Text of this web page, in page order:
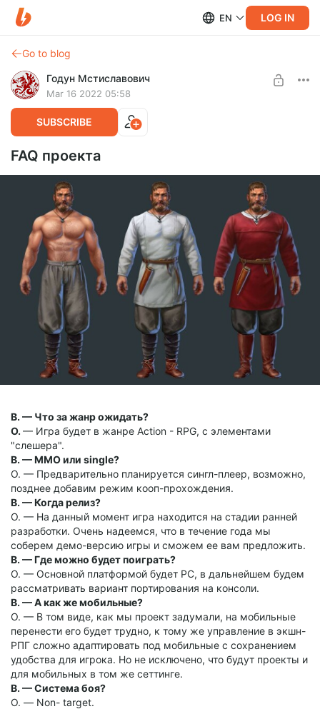
EN LOG IN
Go to blog
Годун Мстиславович
Mar 16 2022 05:58
SUBSCRIBE
FAQ проекта
В. — Что за жанр ожидать?
О. — Игра будет в жанре Action - RPG, с элементами
"слешера".
В. — ММО или single?
О. — Предварительно планируется сингл-плеер, возможно,
позднее добавим режим кооп-прохождения.
В. — Когда релиз?
О. — На данный момент игра находится на стадии ранней
разработки. Очень надеемся, что в течение года мы
соберем демо-версию игры и сможем ее вам предложить.
В. — Где можно будет поиграть?
О. — Основной платформой будет PC, в дальнейшем будем
рассматривать вариант портирования на консоли.
В. — А как же мобильные?
О. — В том виде, как мы проект задумали, на мобильные
перенести его будет трудно, к тому же управление в экшн-
РПГ сложно адаптировать под мобильные с сохранением
удобства для игрока. Но не исключено, что будут проекты и
для мобильных в том же сеттинге.
В. — Система боя?
О. — Non- target.